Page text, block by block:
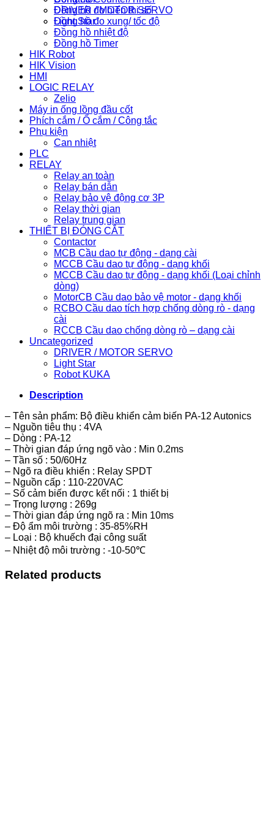
DRIVER / MOTOR SERVO
Light Star
Đồng hồ đo hiển thị số
Đồng hồ đo xung/ tốc độ
Đồng hồ nhiệt độ
Đồng hồ Timer
HIK Robot
HIK Vision
HMI
LOGIC RELAY
Zelio
Máy in ống lồng đầu cốt
Phích cắm / Ổ cắm / Công tắc
Phụ kiện
Can nhiệt
PLC
RELAY
Relay an toàn
Relay bán dẫn
Relay bảo vệ động cơ 3P
Relay thời gian
Relay trung gian
THIẾT BỊ ĐÓNG CẮT
Contactor
MCB Cầu dao tự động - dạng cài
MCCB Cầu dao tự động - dạng khối
MCCB Cầu dao tự động - dạng khối (Loại chỉnh
dòng)
MotorCB Cầu dao bảo vệ motor - dạng khối
RCBO Cầu dao tích hợp chống dòng rò - dạng
cài
RCCB Cầu dao chống dòng rò – dạng cài
Uncategorized
DRIVER / MOTOR SERVO
Light Star
Robot KUKA
Description
– Tên sản phẩm: Bộ điều khiển cảm biến PA-12 Autonics
– Nguồn tiêu thụ : 4VA
– Dòng : PA-12
– Thời gian đáp ứng ngõ vào : Min 0.2ms
– Tần số : 50/60Hz
– Ngõ ra điều khiển : Relay SPDT
– Nguồn cấp : 110-220VAC
– Số cảm biến được kết nối : 1 thiết bị
– Trọng lượng : 269g
– Thời gian đáp ứng ngõ ra : Min 10ms
– Độ ẩm môi trường : 35-85%RH
– Loại : Bộ khuếch đại công suất
– Nhiệt độ môi trường : -10-50℃
Related products